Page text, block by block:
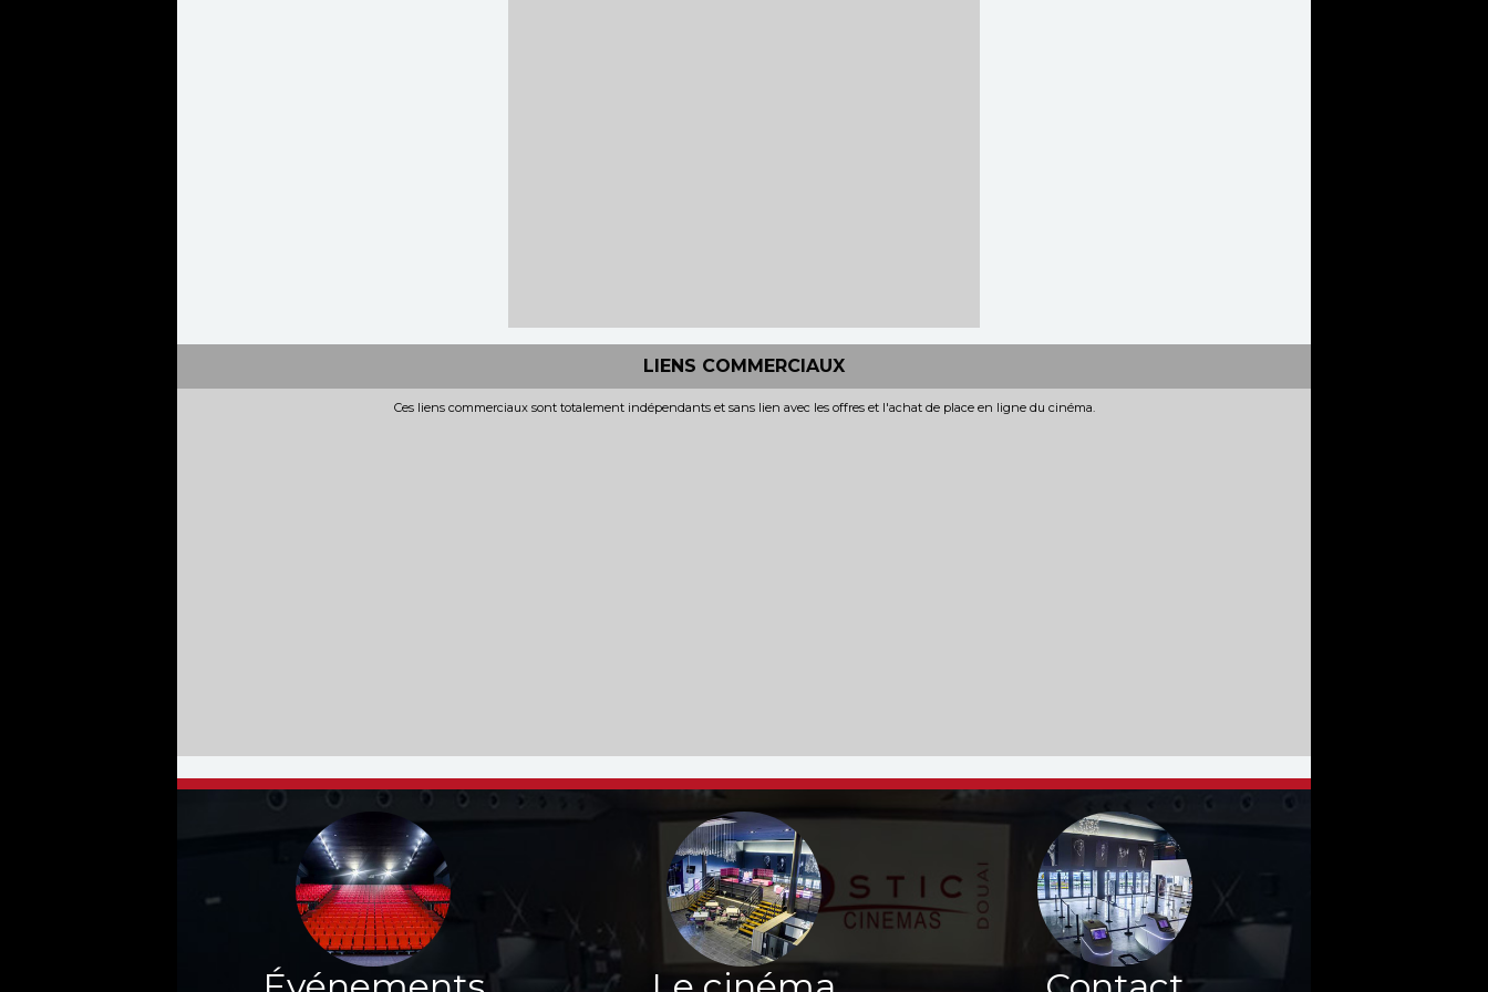
LIENS COMMERCIAUX
Ces liens commerciaux sont totalement indépendants et sans lien avec les offres et l'achat de place en ligne du cinéma.